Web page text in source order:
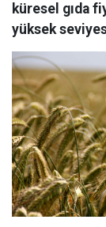
küresel gıda
yüksek